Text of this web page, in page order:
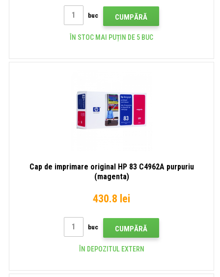
buc CUMPĂRĂ
ÎN STOC MAI PUȚIN DE 5 BUC
Cap de imprimare original HP 83 C4962A purpuriu
(magenta)
430.8 lei
buc CUMPĂRĂ
ÎN DEPOZITUL EXTERN